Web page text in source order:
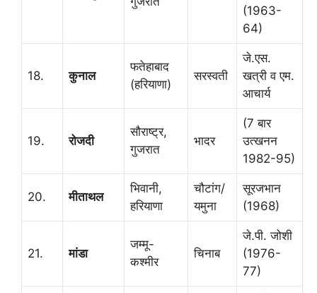
(1963-
64)
18. कुनाल
फतेहाबाद
(हरियाणा)
सरस्वती
जे.एस.
खत्री व एम.
आचार्य
19. रोजदी
सौराष्ट्र,
गुजरात
भादर
(7 बार
उत्खनन
1982-95)
20. मीताथल
भिवानी,
हरियाणा
चौटांग/
यमुना
सूरजभान
(1968)
21. मांडा
जम्मू-
कश्मीर
चिनाब
जे.पी. जोशी
(1976-
77)